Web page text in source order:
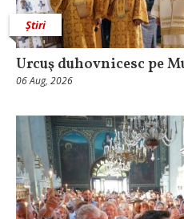
Știri
Urcuş duhovnicesc pe
06 Aug, 2026